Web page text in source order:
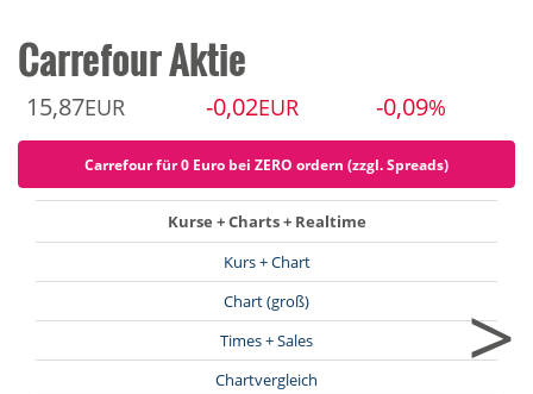
Carrefour Aktie
15,87EUR -0,02EUR -0,09%
Carrefour für 0 Euro bei ZERO ordern (zzgl. Spreads)
Kurse + Charts + Realtime
Kurs + Chart
Chart (groß)
Times + Sales
Chartvergleich
>